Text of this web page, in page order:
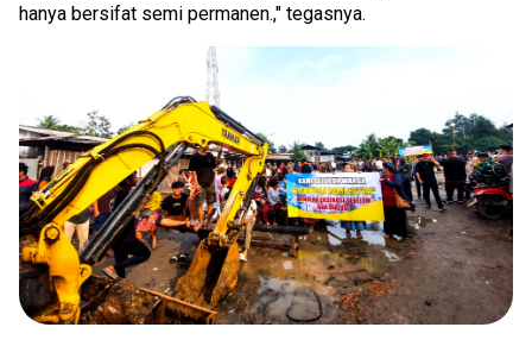
hanya bersifat semi permanen.," tegasnya.